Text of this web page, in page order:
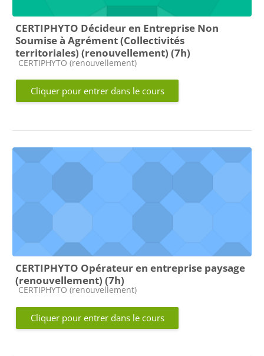
CERTIPHYTO Décideur en Entreprise Non
Soumise à Agrément (Collectivités
territoriales) (renouvellement) (7h)
Catégorie de cours
CERTIPHYTO (renouvellement)
Cliquer pour entrer dans le cours
CERTIPHYTO Opérateur en entreprise paysage
(renouvellement) (7h)
Catégorie de cours
CERTIPHYTO (renouvellement)
Cliquer pour entrer dans le cours